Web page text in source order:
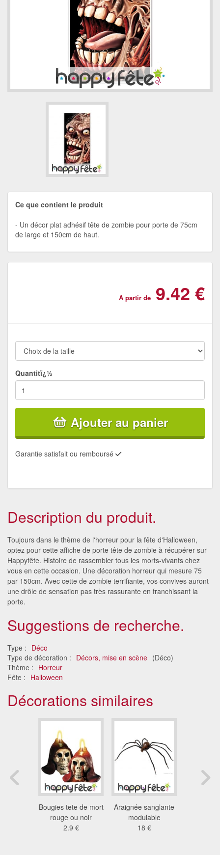
Ce que contient le produit
Un décor plat adhésif tête de zombie pour porte de 75cm
de large et 150cm de haut.
A partir de 9.42 €
Quantitï¿½
Ajouter au panier
Garantie satisfait ou remboursé
Description du produit.
Toujours dans le thème de l'horreur pour la fête d'Halloween,
optez pour cette affiche de porte tête de zombie à récupérer sur
Happyfête. Histoire de rassembler tous les morts-vivants chez
vous en cette occasion. Une décoration horreur qui mesure 75
par 150cm. Avec cette de zombie terrifiante, vos convives auront
une drôle de sensation pas très rassurante en franchissant la
porte.
Suggestions de recherche.
Type : Déco
Type de décoration : Décors, mise en scène (Déco)
Thème : Horreur
Fête : Halloween
Décorations similaires
Bougies tete de mort
rouge ou noir
2.9 €
Araignée sanglante
modulable
18 €